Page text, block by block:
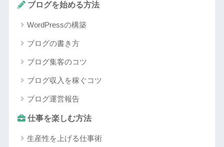
ブログを始める方法
WordPressの構築
ブログの書き方
ブログ集客のコツ
ブログ収入を稼ぐコツ
ブログ運営報告
仕事を楽しむ方法
生産性を上げる仕事術